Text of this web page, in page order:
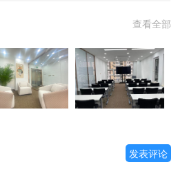
查看全部
发表评论